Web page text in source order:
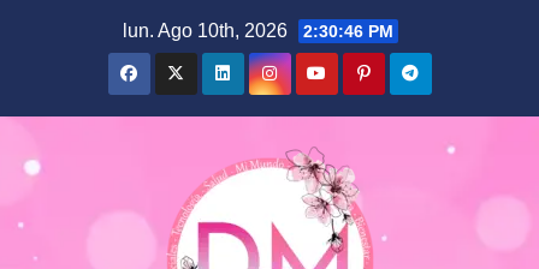
lun. Ago 10th, 2026 2:30:47 PM